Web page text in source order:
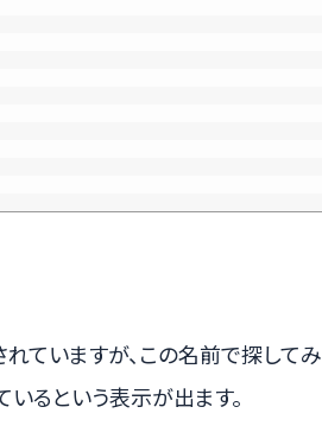
ていますが、この名前で探してみ
るという表示が出ます。